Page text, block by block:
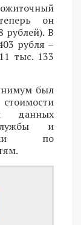
он
рублей). В
рубля –
тыс. 133
был
данных
и
по